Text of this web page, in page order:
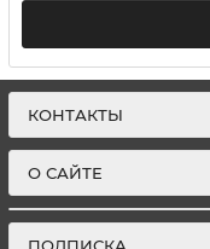
КОНТАКТЫ
О САЙТЕ